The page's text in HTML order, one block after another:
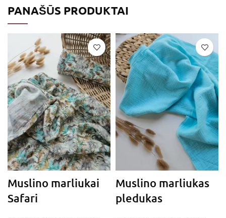
PANAŠŪS PRODUKTAI
Muslino marliukai
Safari
Muslino marliukas
pledukas